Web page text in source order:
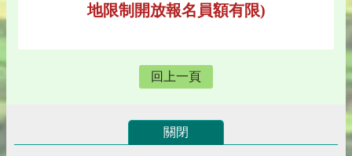
地限制開放報名員額有限)
回上一頁
關閉